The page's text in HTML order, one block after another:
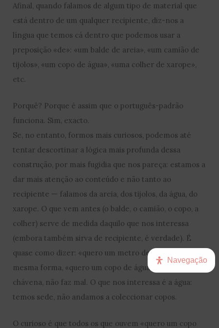
Afinal, quando falamos de algum tipo de material que
está dentro de um qualquer recipiente, diz-nos a
língua que temos cá dentro que podemos usar a
preposição «de»: «um balde de areia», «um camião de
tijolos», «um copo de água», «uma colher de xarope»,
etc.
Porquê? Porque é assim que o português-padrão
funciona. Sim, exacto.
Se, no entanto, formos mais curiosos, podemos até
tentar descortinar a lógica mais profunda dessa
construção, por mais fugidia que nos pareça: estamos a
dar mais atenção ao conteúdo e não tanto ao
recipiente — falamos da areia, dos tijolos, da água, do
xarope. O que vem antes (o balde, o camião, o copo, a
colher) serve de medida daquilo que nos interessa
(embora também sirva de recipiente, é verdade). É
quase como dizer: «quero um metro de tecido» — da
mesma forma, «quero um copo de água». Se vier numa
chávena, não faz mal. O que nos interessa é a água:
temos sede, não andamos a coleccionar copos.
O curioso é que todos os que ouvem «quero um copo
Navegação